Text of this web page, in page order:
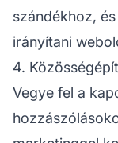
szándékhoz,
irányítani
4.
Vegye fel a